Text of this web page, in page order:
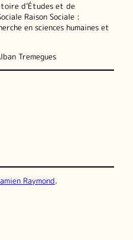
d’Études et de
Raison Sociale :
en sciences humaines et
Tremegues
Raymond.